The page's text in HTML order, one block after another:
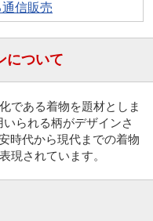
信販売
について
である着物を題材としま
られる柄がデザインさ
時代から現代までの着物
現されています。